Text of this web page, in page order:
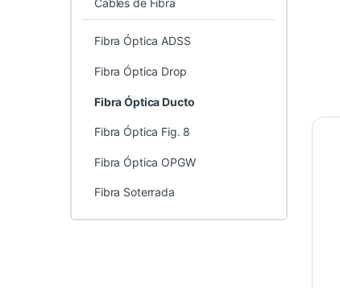
Cables de Fibra
Fibra Óptica ADSS
Fibra Óptica Drop
Fibra Óptica Ducto
Fibra Óptica Fig. 8
Fibra Óptica OPGW
Fibra Soterrada